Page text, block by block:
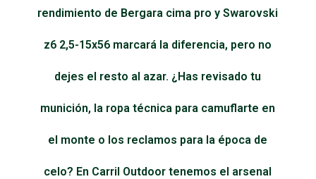
rendimiento de Bergara cima pro y Swarovski
z6 2,5-15x56 marcará la diferencia, pero no
dejes el resto al azar. ¿Has revisado tu
munición, la ropa técnica para camuflarte en
el monte o los reclamos para la época de
celo? En Carril Outdoor tenemos el arsenal